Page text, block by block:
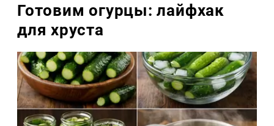
Готовим огурцы: лайфхак
для хруста